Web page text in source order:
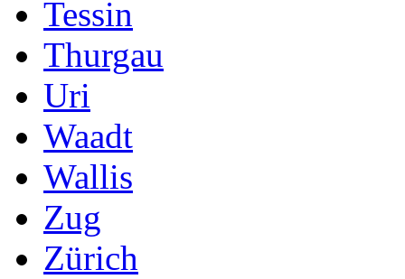
Tessin
Thurgau
Uri
Waadt
Wallis
Zug
Zürich